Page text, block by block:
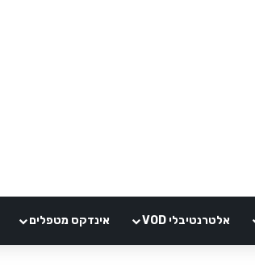
אלטרנטיבלי VOD אינדקס מטפלים